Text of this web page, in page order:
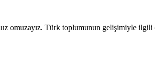
omuzayız. Türk toplumunun gelişimiyle